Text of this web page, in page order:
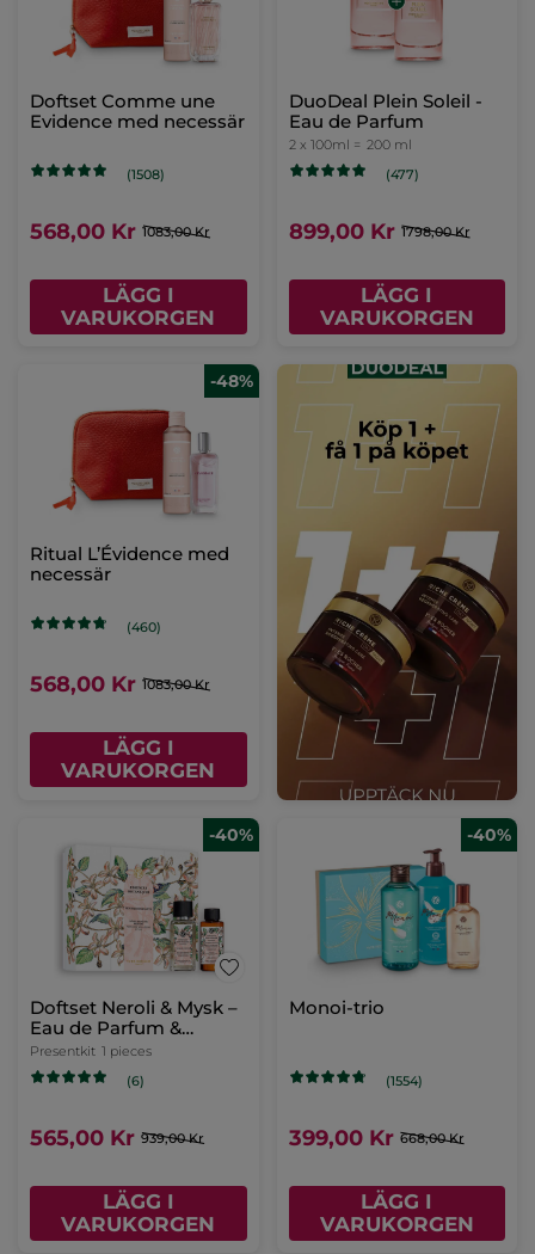
Doftset Comme une
Evidence med necessär
(1508)
568,00 Kr 1083,00 Kr
LÄGG I
VARUKORGEN
DuoDeal Plein Soleil -
Eau de Parfum
2 x 100ml = 200 ml
(477)
899,00 Kr 1798,00 Kr
LÄGG I
VARUKORGEN
-48%
Ritual L’Évidence med
necessär
(460)
568,00 Kr 1083,00 Kr
LÄGG I
VARUKORGEN
-40%
Doftset Neroli & Mysk –
Eau de Parfum &
Massageolja
Presentkit 1 pieces
(6)
565,00 Kr 939,00 Kr
LÄGG I
VARUKORGEN
-40%
Monoi-trio
(1554)
399,00 Kr 668,00 Kr
LÄGG I
VARUKORGEN